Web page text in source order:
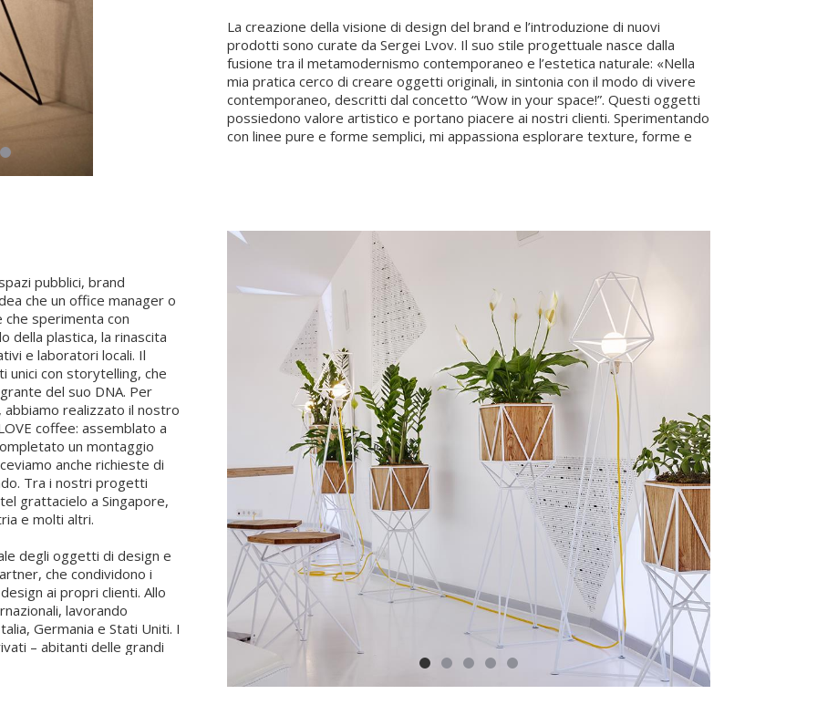
La creazione della visione di design del brand e l’introduzione di nuovi
prodotti sono curate da Sergei Lvov. Il suo stile progettuale nasce dalla
fusione tra il metamodernismo contemporaneo e l’estetica naturale: «Nella
mia pratica cerco di creare oggetti originali, in sintonia con il modo di vivere
contemporaneo, descritti dal concetto “Wow in your space!”. Questi oggetti
possiedono valore artistico e portano piacere ai nostri clienti. Sperimentando
con linee pure e forme semplici, mi appassiona esplorare texture, forme e
pubblici, brand
che un office manager o
che sperimenta con
della plastica, la rinascita
e laboratori locali. Il
con storytelling, che
del suo DNA. Per
abbiamo realizzato il nostro
coffee: assemblato a
un montaggio
anche richieste di
Tra i nostri progetti
grattacielo a Singapore,
e molti altri.
degli oggetti di design e
che condividono i
ai propri clienti. Allo
lavorando
Germania e Stati Uniti. I
– abitanti delle grandi
pezzi che risuonino con il